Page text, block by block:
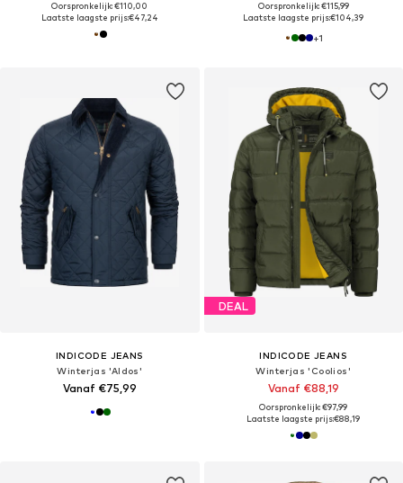
Oorspronkelijk: €110,00
Laatste laagste prijs:€47,24
Oorspronkelijk: €115,99
Laatste laagste prijs:€104,39
+1
INDICODE JEANS
Winterjas 'Aldos'
Vanaf €75,99
DEAL
INDICODE JEANS
Winterjas 'Coolios'
Vanaf €88,19
Oorspronkelijk: €97,99
Laatste laagste prijs:€88,19